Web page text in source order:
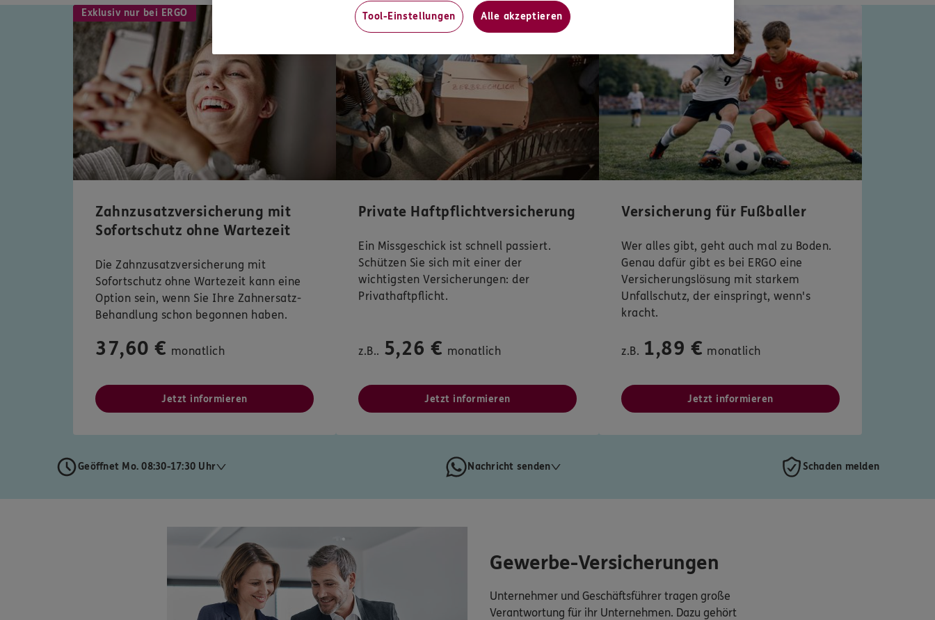
Exklusiv nur bei ERGO
Zahnzusatzversicherung mit
Sofortschutz ohne Wartezeit
Die Zahnzusatzversicherung mit
Sofortschutz ohne Wartezeit kann eine
Option sein, wenn Sie Ihre Zahnersatz-
Behandlung schon begonnen haben.
37,60 € monatlich
Jetzt informieren
Private Haftpflichtversicherung
Ein Missgeschick ist schnell passiert.
Schützen Sie sich mit einer der
wichtigsten Versicherungen: der
Privathaftpflicht.
z.B.. 5,26 € monatlich
Jetzt informieren
Versicherung für Fußballer
Wer alles gibt, geht auch mal zu Boden.
Genau dafür gibt es bei ERGO eine
Versicherungslösung mit starkem
Unfallschutz, der einspringt, wenn's
kracht.
z.B. 1,89 € monatlich
Jetzt informieren
Geöffnet Mo. 08:30-17:30 Uhr Nachricht senden Schaden melden
Gewerbe-Versicherungen
Unternehmer und Geschäftsführer tragen große
Verantwortung für ihr Unternehmen. Dazu gehört
Tool-Einstellungen Alle akzeptieren